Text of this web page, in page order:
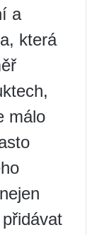
a
která
málo